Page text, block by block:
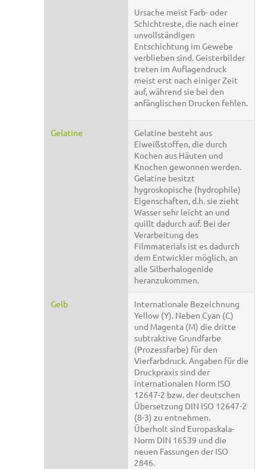
Ursache meist Farb- oder
Schichtreste, die nach einer
unvollständigen
Entschichtung im Gewebe
verblieben sind. Geisterbilder
treten im Auflagendruck
meist erst nach einiger Zeit
auf, während sie bei den
anfänglischen Drucken fehlen.
Gelatine
Gelatine besteht aus
Eiweißstoffen, die durch
Kochen aus Häuten und
Knochen gewonnen werden.
Gelatine besitzt
hygroskopische (hydrophile)
Eigenschaften, d.h. sie zieht
Wasser sehr leicht an und
quillt dadurch auf. Bei der
Verarbeitung des
Filmmaterials ist es dadurch
dem Entwickler möglich, an
alle Silberhalogenide
heranzukommen.
Gelb
Internationale Bezeichnung
Yellow (Y). Neben Cyan (C)
und Magenta (M) die dritte
subtraktive Grundfarbe
(Prozessfarbe) für den
Vierfarbdruck. Angaben für die
Druckpraxis sind der
internationalen Norm ISO
12647-2 bzw. der deutschen
Übersetzung DIN ISO 12647-2
(8-3) zu entnehmen.
Überholt sind Europaskala-
Norm DIN 16539 und die
neuen Fassungen der ISO
2846.